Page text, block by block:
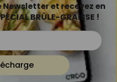
et recevez en
BRÛLE-GRAISSE !